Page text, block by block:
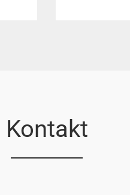
Kontakt